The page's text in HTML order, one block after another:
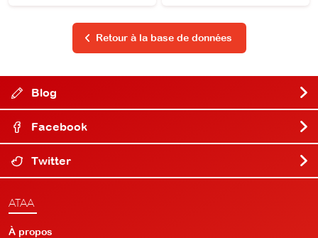
Retour à la base de données
Blog
Facebook
Twitter
ATAA
À propos